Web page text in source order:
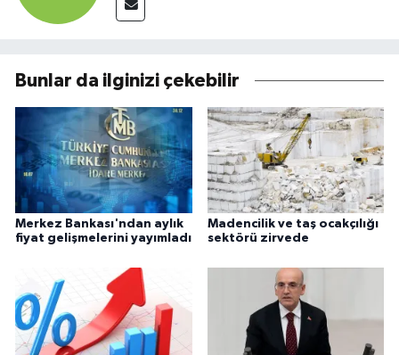
Bunlar da ilginizi çekebilir
Merkez Bankası'ndan aylık
fiyat gelişmelerini yayımladı
Madencilik ve taş ocakçılığı
sektörü zirvede